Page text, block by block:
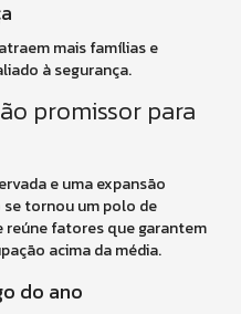
mais famílias e
à segurança.
promissor para
e uma expansão
tornou um polo de
fatores que garantem
acima da média.
do ano